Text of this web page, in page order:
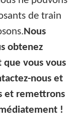
de train
Nous
obtenez
vous vous
nous et
et remettrons
!